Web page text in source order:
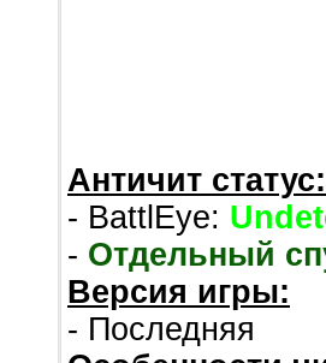
Античит статус:
- BattlEye:
- Отдельный
Версия игры:
- Последняя